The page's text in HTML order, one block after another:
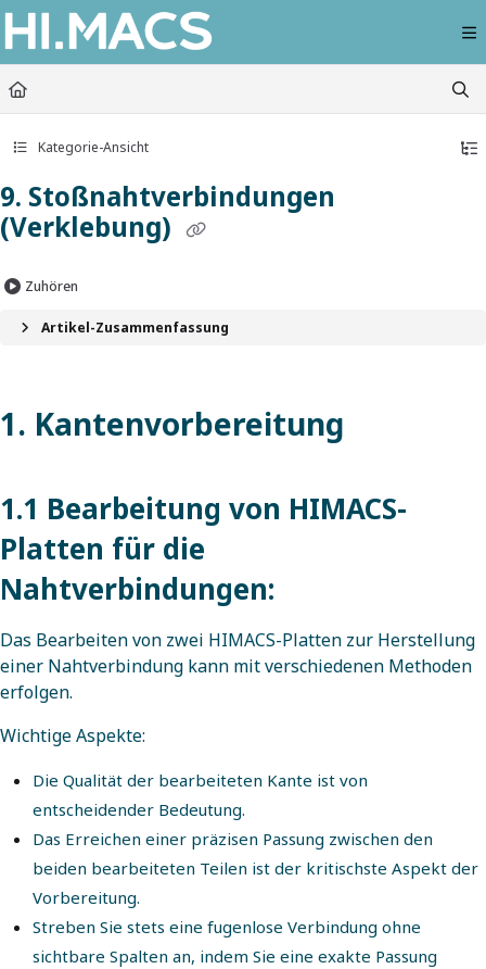
Documentation Index
Fetch the complete documentation index at:
https://himacs-
Use this file to discover all available pages before exploring further.
Kategorie-Ansicht
9. Stoßnahtverbindungen
(Verklebung)
Zuhören
Artikel-Zusammenfassung
1. Kantenvorbereitung
1.1 Bearbeitung von HIMACS-
Platten für die
Nahtverbindungen:
Das Bearbeiten von zwei HIMACS-Platten zur Herstellung
einer Nahtverbindung kann mit verschiedenen Methoden
erfolgen.
Wichtige Aspekte:
Die Qualität der bearbeiteten Kante ist von
entscheidender Bedeutung.
Das Erreichen einer präzisen Passung zwischen den
beiden bearbeiteten Teilen ist der kritischste Aspekt der
Vorbereitung.
Streben Sie stets eine fugenlose Verbindung ohne
sichtbare Spalten an, indem Sie eine exakte Passung